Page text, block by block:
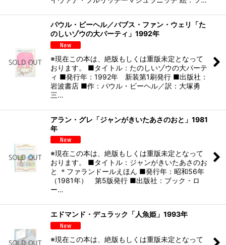
パウル・ビーヘル／バブス・ファン・ウェリ「た
のしいゾウの大パーティ」1992年
※現在この本は、絶版もしくは重版未定となって
おります。 ■タイトル：たのしいゾウの大パーテ
ィ ■発行年：1992年 新装第1刷発行 ■出版社：
岩波書店 ■作：パウル・ビーヘル／訳：大塚勇
三…
アラン・グレ「ジャンがきいたあさのおと」1981
年
※現在この本は、絶版もしくは重版未定となって
おります。 ■タイトル：ジャンがきいたあさのお
と ＊ファランドールえほん ■発行年：昭和56年
（1981年） 第5版発行 ■出版社：ブック・ロ
ー…
エドマンド・デュラック「人魚姫」1993年
※現在この本は、絶版もしくは重版未定となって